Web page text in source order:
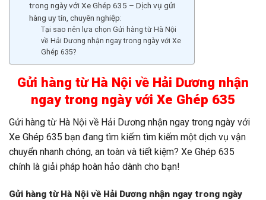
trong ngày với Xe Ghép 635 – Dịch vụ gửi
hàng uy tín, chuyên nghiệp:
Tại sao nên lựa chọn Gửi hàng từ Hà Nội
về Hải Dương nhận ngay trong ngày với Xe
Ghép 635?
Gửi hàng từ Hà Nội về Hải Dương nhận
ngay trong ngày với Xe Ghép 635
Gửi hàng từ Hà Nội về Hải Dương nhận ngay trong ngày với
Xe Ghép 635 bạn đang tìm kiếm tìm kiếm một dịch vụ vận
chuyển nhanh chóng, an toàn và tiết kiệm? Xe Ghép 635
chính là giải pháp hoàn hảo dành cho bạn!
Gửi hàng từ Hà Nội về Hải Dương nhận ngay trong ngày